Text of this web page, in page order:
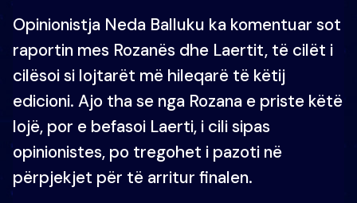
Opinionistja Neda Balluku ka komentuar sot
raportin mes Rozanës dhe Laertit, të cilët i
cilësoi si lojtarët më hileqarë të këtij
edicioni. Ajo tha se nga Rozana e priste këtë
lojë, por e befasoi Laerti, i cili sipas
opinionistes, po tregohet i pazoti në
përpjekjet për të arritur finalen.